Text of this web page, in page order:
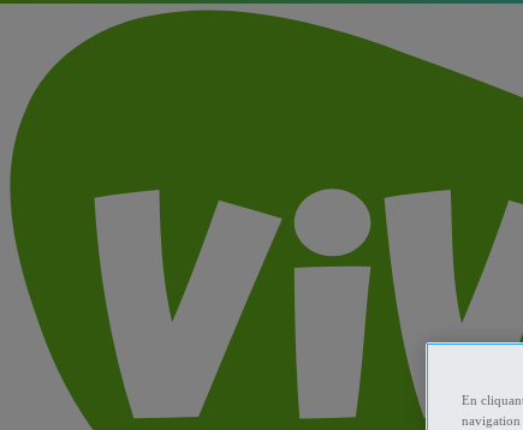
En
navigation